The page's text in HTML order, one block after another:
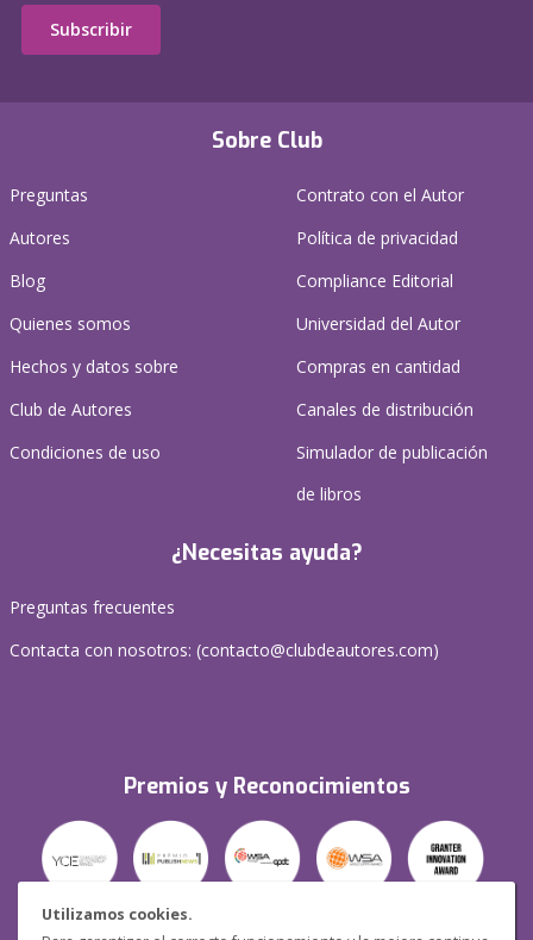
Utilizamos cookies.
Sobre Club
Preguntas
Autores
Blog
Quienes somos
Hechos y datos sobre
Club de Autores
Condiciones de uso
Contrato con el Autor
Política de privacidad
Compliance Editorial
Universidad del Autor
Compras en cantidad
Canales de distribución
Simulador de publicación
de libros
¿Necesitas ayuda?
Preguntas frecuentes
Contacta con nosotros: (contacto@clubdeautores.com)
Premios y Reconocimientos
Subscribir